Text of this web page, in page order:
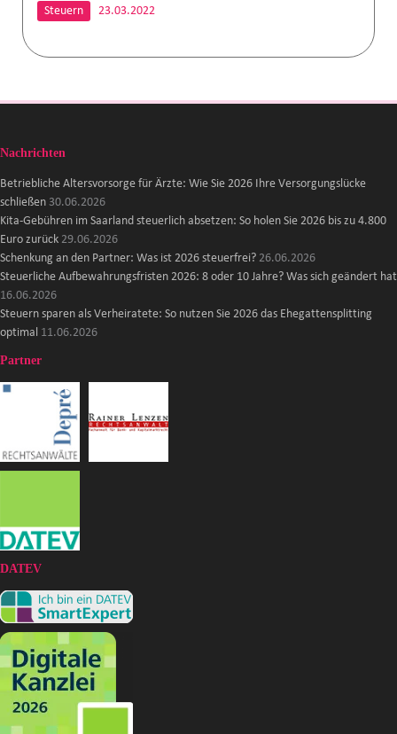
Steuern 23.03.2022
Nachrichten
Betriebliche Altersvorsorge für Ärzte: Wie Sie 2026 Ihre Versorgungslücke
schließen 30.06.2026
Kita-Gebühren im Saarland steuerlich absetzen: So holen Sie 2026 bis zu 4.800
Euro zurück 29.06.2026
Schenkung an den Partner: Was ist 2026 steuerfrei? 26.06.2026
Steuerliche Aufbewahrungsfristen 2026: 8 oder 10 Jahre? Was sich geändert hat
16.06.2026
Steuern sparen als Verheiratete: So nutzen Sie 2026 das Ehegattensplitting
optimal 11.06.2026
Partner
DATEV